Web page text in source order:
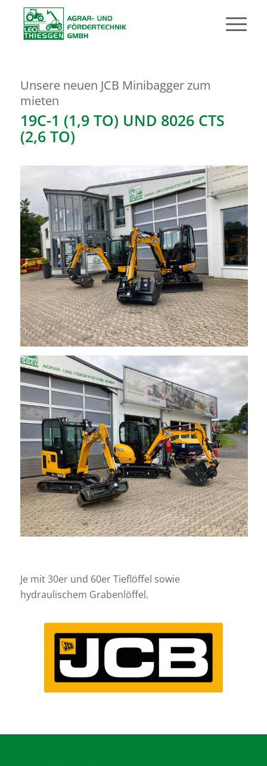
Unsere neuen JCB Minibagger zum
mieten
19C-1 (1,9 TO) UND 8026 CTS
(2,6 TO)
Je mit 30er und 60er Tieflöffel sowie
hydraulischem Grabenlöffel.